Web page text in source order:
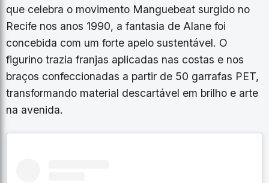
que celebra o movimento Manguebeat surgido no
Recife nos anos 1990, a fantasia de Alane foi
concebida com um forte apelo sustentável. O
figurino trazia franjas aplicadas nas costas e nos
braços confeccionadas a partir de 50 garrafas PET,
transformando material descartável em brilho e arte
na avenida.